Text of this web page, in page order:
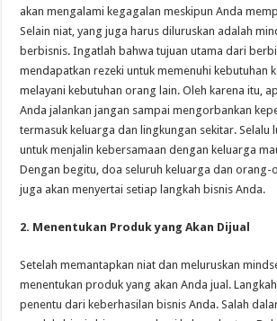
akan mengalami kegagalan meskipun Anda
Selain niat, yang juga harus diluruskan adalah
berbisnis. Ingatlah bahwa tujuan utama dari
mendapatkan rezeki untuk memenuhi kebutuhan
melayani kebutuhan orang lain. Oleh karena itu,
Anda jalankan jangan sampai mengorbankan
termasuk keluarga dan lingkungan sekitar. Selalu
untuk menjalin kebersamaan dengan keluarga
Dengan begitu, doa seluruh keluarga dan orang-
juga akan menyertai setiap langkah bisnis Anda.
2. Menentukan Produk yang Akan Dijual
Setelah memantapkan niat dan meluruskan
menentukan produk yang akan Anda jual.
penentu dari keberhasilan bisnis Anda. Salah